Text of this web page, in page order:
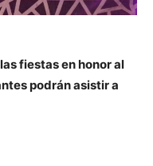
fiestas en honor al
podrán asistir a